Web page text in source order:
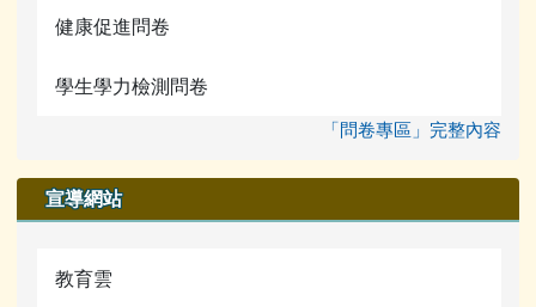
健康促進問卷
學生學力檢測問卷
「問卷專區」完整內容
宣導網站
教育雲